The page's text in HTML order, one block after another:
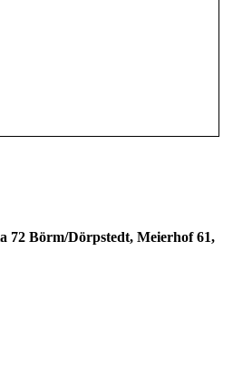
72 Börm/Dörpstedt, Meierhof 61,